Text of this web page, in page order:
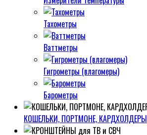
Тахометры
Ваттметры
Гигрометры (влагомеры)
Барометры
КОШЕЛЬКИ, ПОРТМОНЕ, КАРДХОЛДЕРЫ